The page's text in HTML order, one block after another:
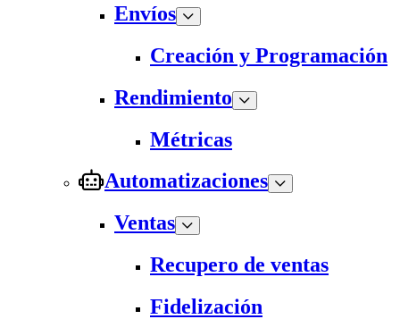
Envíos
Creación y Programación
Rendimiento
Métricas
Automatizaciones
Ventas
Recupero de ventas
Fidelización